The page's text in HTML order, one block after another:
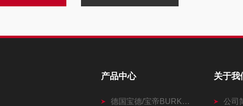
产品中心
德国宝德/宝帝BURKERT
关于我
公司